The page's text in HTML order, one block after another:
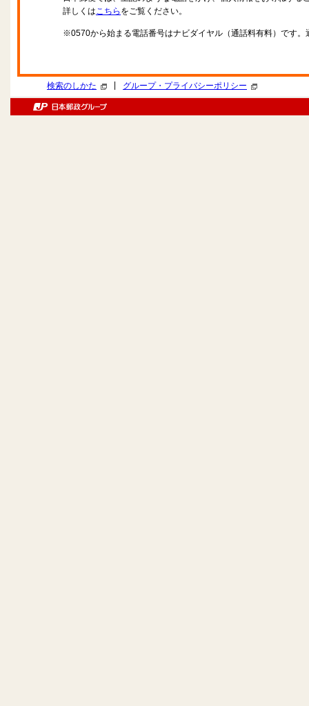
詳しくはこちら をご覧ください。
※0570から始まる電話番号はナビダイヤル（通話料有料）です
検索のしかた グループ・プライバシーポリシー